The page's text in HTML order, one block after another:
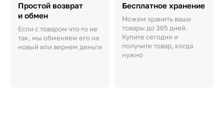
Простой возврат
и обмен
Если с товаром что-то не
так, мы обменяем его на
новый или вернем деньги
Бесплатное хранение
Можем хранить ваши
товары до 365 дней.
Купите сегодня и
получите товар, когда
нужно